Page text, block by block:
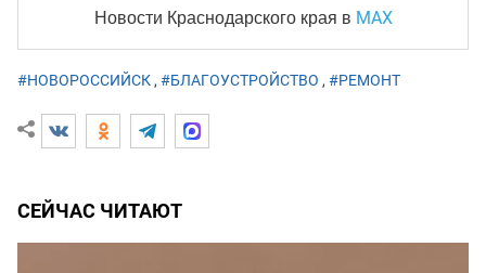
Новости Краснодарского края в MAX
#НОВОРОССИЙСК, #БЛАГОУСТРОЙСТВО , #РЕМОНТ
СЕЙЧАС ЧИТАЮТ